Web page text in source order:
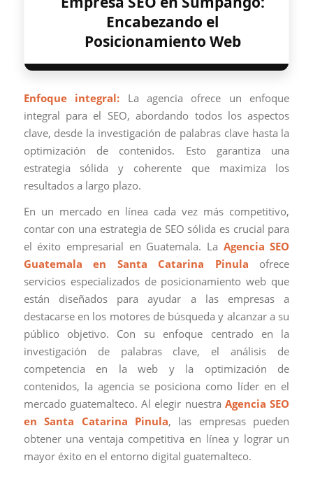
Encabezando el
Posicionamiento Web
Enfoque integral: La agencia ofrece un enfoque
integral para el SEO, abordando todos los aspectos
clave, desde la investigación de palabras clave hasta la
optimización de contenidos. Esto garantiza una
estrategia sólida y coherente que maximiza los
resultados a largo plazo.
En un mercado en línea cada vez más competitivo,
contar con una estrategia de SEO sólida es crucial para
el éxito empresarial en Guatemala. La Agencia SEO
Guatemala en Santa Catarina Pinula ofrece
servicios especializados de posicionamiento web que
están diseñados para ayudar a las empresas a
destacarse en los motores de búsqueda y alcanzar a su
público objetivo. Con su enfoque centrado en la
investigación de palabras clave, el análisis de
competencia en la web y la optimización de
contenidos, la agencia se posiciona como líder en el
mercado guatemalteco. Al elegir nuestraAgencia SEO
en Santa Catarina Pinula, las empresas pueden
obtener una ventaja competitiva en línea y lograr un
mayor éxito en el entorno digital guatemalteco.